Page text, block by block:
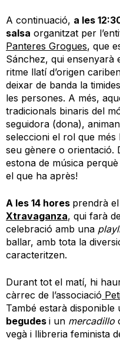
A continuació, a les
salsa organitzat per
Panteres Grogues, que
Sánchez, qui ensenyarà
ritme llatí d’origen
deixar de banda la
les persones. A més,
tradicionals binaris del
seguidora (dona),
seleccioni el rol que més
seu gènere o orientació.
estona de música
el que ha après!
A les 14 hores prendrà
Xtravaganza, qui farà
celebració amb una
ballar, amb tota la
caracteritzen.
Durant tot el matí, hi
càrrec de l’associació
També estarà disponible
begudes i un mercadillo
vegà i llibreria feminista